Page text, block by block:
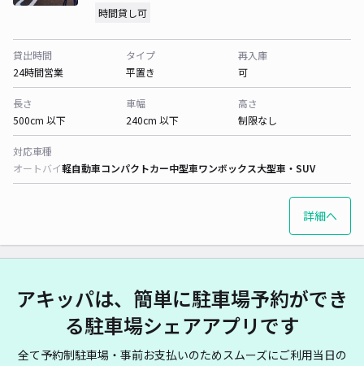
時間貸し可
貸出時間
24時間営業
タイプ
平置き
再入庫
可
長さ
500cm 以下
車幅
240cm 以下
高さ
制限なし
対応車種
オートバイ軽自動車コンパクトカー中型車ワンボックス大型車・SUV
詳細へ
アキッパは、簡単に駐車場予約ができ
る駐車場シェアアプリです
全て予約制駐車場・事前お支払いのためスムーズにご利用当日の